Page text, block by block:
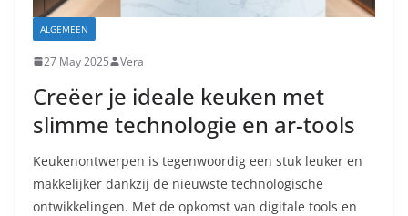
ALGEMEEN
27 May 2025 Vera
Creëer je ideale keuken met
slimme technologie en ar-tools
Keukenontwerpen is tegenwoordig een stuk leuker en
makkelijker dankzij de nieuwste technologische
ontwikkelingen. Met de opkomst van digitale tools en